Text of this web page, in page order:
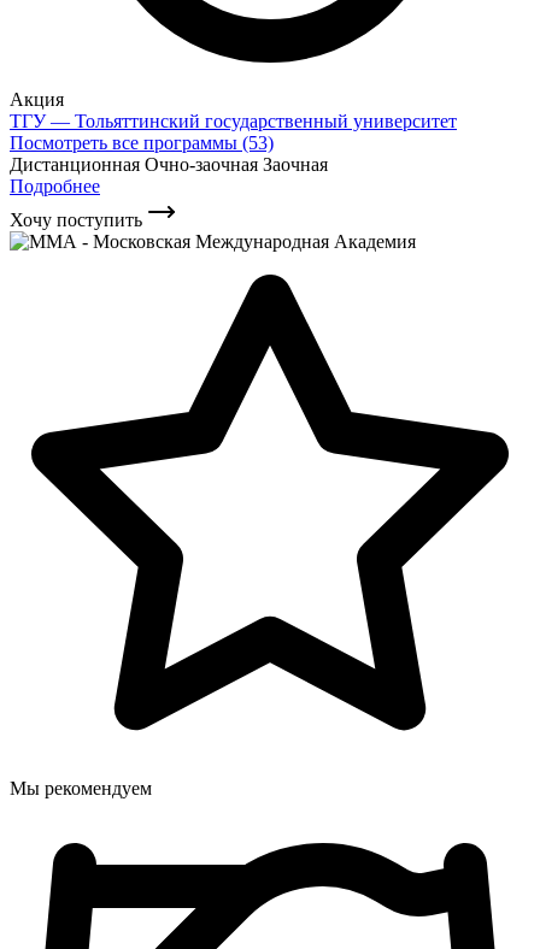
Акция
ТГУ — Тольяттинский государственный университет
Посмотреть все программы (53)
Дистанционная Очно-заочная Заочная
Подробнее
Хочу поступить
Мы рекомендуем